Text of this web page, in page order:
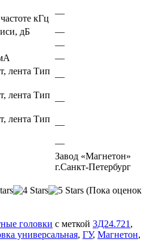
кГц
—
дБ
—
—
—
лента Тип
—
лента Тип
—
лента Тип
—
—
Завод «Магнетон»
г.Санкт-Петербург
(Пока оценок
головки с меткой 3Д24.721 ,
универсальная, ГУ, Магнетон,